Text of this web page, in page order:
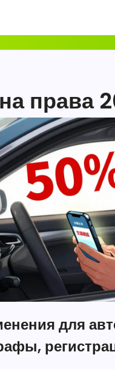
права
для